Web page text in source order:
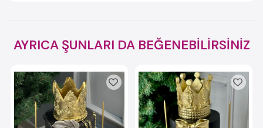
AYRICA ŞUNLARI DA BEĞENEBİLİRSİNİZ